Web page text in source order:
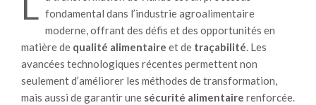
fondamental dans l’industrie agroalimentaire
moderne, offrant des défis et des opportunités en
matière de qualité alimentaire et de traçabilité. Les
avancées technologiques récentes permettent non
seulement d’améliorer les méthodes de transformation,
mais aussi de garantir une sécurité alimentaire renforcée.